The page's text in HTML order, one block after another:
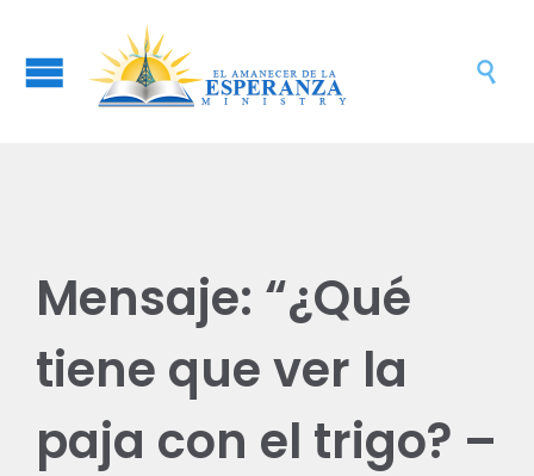

Mensaje: “¿Qué
tiene que ver la
paja con el trigo? –